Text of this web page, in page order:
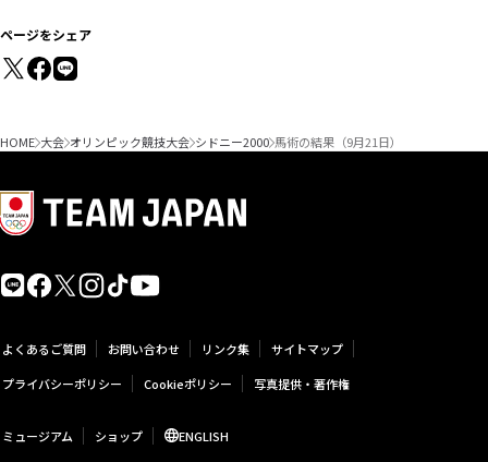
ページをシェア
HOME 大会 オリンピック競技大会 シドニー2000 馬術の結果（9月21日）
よくあるご質問 お問い合わせ リンク集
サイトマップ
プライバシーポリシー
Cookieポリシー 写真提供・著作権
ミュージアム ショップ ENGLISH